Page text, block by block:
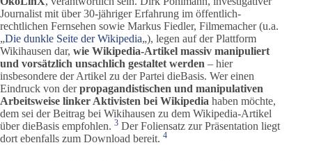
Journalist mit über 30-jähriger Erfahrung im öffentlich-
rechtlichen Fernsehen sowie Markus Fiedler, Filmemacher (u.a.
„Die dunkle Seite der Wikipedia„), legen auf der Plattform
Wikihausen dar, wie Wikipedia-Artikel massiv manipuliert
und vorsätzlich unsachlich gestaltet werden – hier
insbesondere der Artikel zu der Partei dieBasis. Wer einen
Eindruck von derpropagandistischen und manipulativen
Arbeitsweise linker Aktivisten bei Wikipedia haben möchte,
dem sei der Beitrag bei Wikihausen zu dem Wikipedia-Artikel
über dieBasis empfohlen. 3 Der Foliensatz zur Präsentation liegt
dort ebenfalls zum Download bereit. 4